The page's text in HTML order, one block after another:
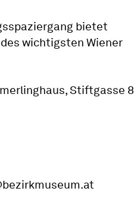
bietet
wichtigsten Wiener
Stiftgasse 8